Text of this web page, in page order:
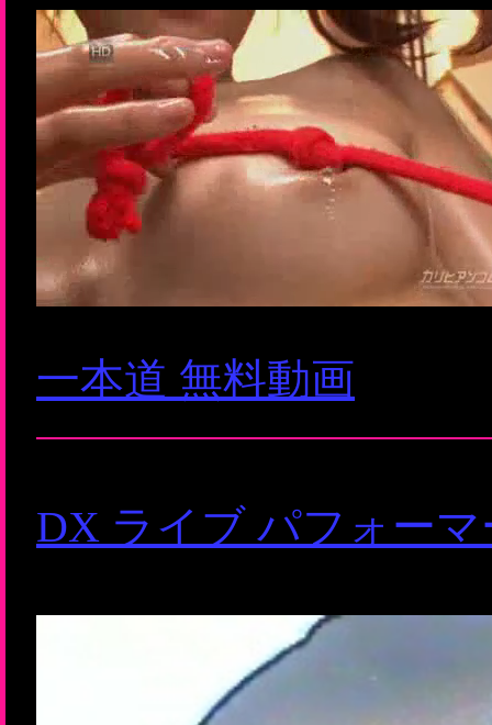
一本道 無料動画
DX ライブ パフォー